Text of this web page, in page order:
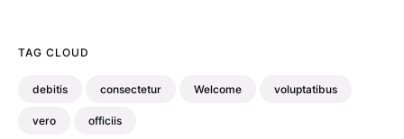
TAG CLOUD
debitis consectetur Welcome voluptatibus
vero officiis